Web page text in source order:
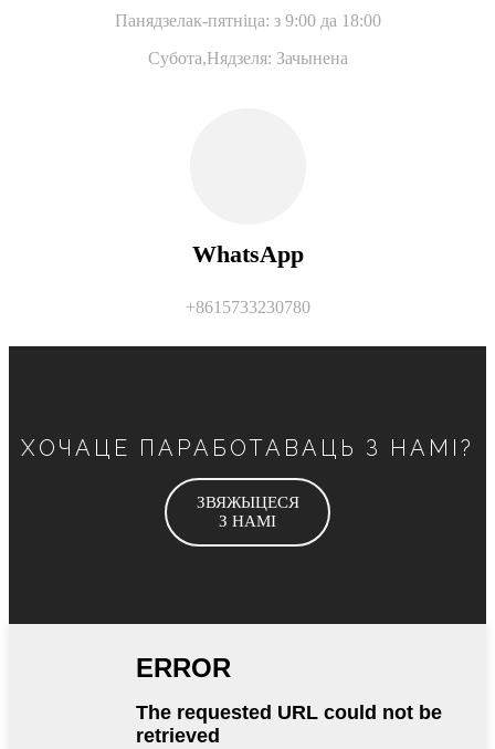
Панядзелак-пятніца: з 9:00 да 18:00
Субота,Нядзеля: Зачынена
WhatsApp
+8615733230780
ХОЧАЦЕ ПАРАБОТАВАЦЬ З НАМІ?
ЗВЯЖЫЦЕСЯ
З НАМІ